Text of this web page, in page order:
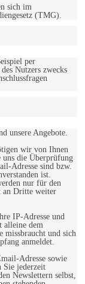
sich im
(TMG).
per
Nutzers zwecks
unsere Angebote.
wir von Ihnen
die Überprüfung
Adresse sind bzw.
ist.
nur für den
an Dritte weiter
IP-Adresse und
alleine dem
missbraucht und sich
anmeldet.
Adresse sowie
Sie jederzeit
Newslettern selbst,